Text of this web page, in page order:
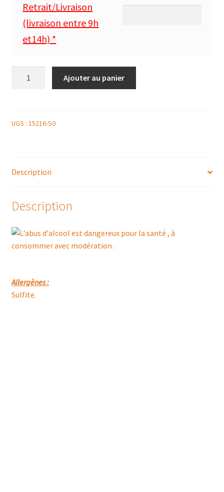
Retrait/Livraison
(livraison entre 9h
et14h) *
PERRIERE
NOIR
Ajouter au panier
UGS : 15216-S0
Description
Description
Allergènes :
Sulfite.